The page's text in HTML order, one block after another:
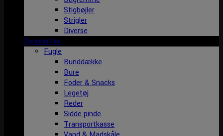
Stigbøjler
Strigler
Diverse
Dyrecenter
Fugle
Bunddække
Bure
Foder & Snacks
Legetøj
Reder
Sidde pinde
Transportkasse